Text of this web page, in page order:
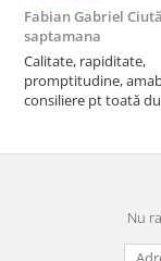
Fabian Gabriel
saptamana
Calitate, rapiditate,
promptitudine,
consiliere pt toată durata
Nu